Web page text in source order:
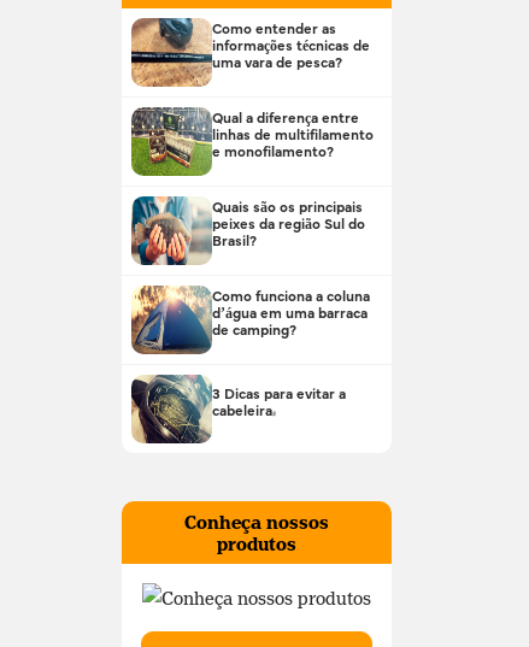
Como entender as
informações técnicas de
uma vara de pesca?
Qual a diferença entre
linhas de multifilamento
e monofilamento?
Quais são os principais
peixes da região Sul do
Brasil?
Como funciona a coluna
d’água em uma barraca
de camping?
3 Dicas para evitar a
cabeleira!
Conheça nossos
produtos